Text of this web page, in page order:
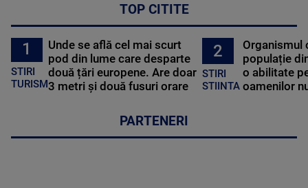
TOP CITITE
1
STIRI
TURISM
Unde se află cel mai scurt
pod din lume care desparte
două țări europene. Are doar
3 metri și două fusuri orare
2
STIRI
STIINTA
Organismul
populație
o abilitate
oamenilor
PARTENERI